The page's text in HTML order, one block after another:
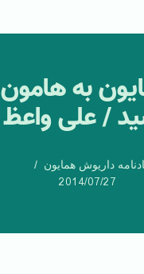
به هامون
/ علی واعظ
داریوش همایون
2014/07/27